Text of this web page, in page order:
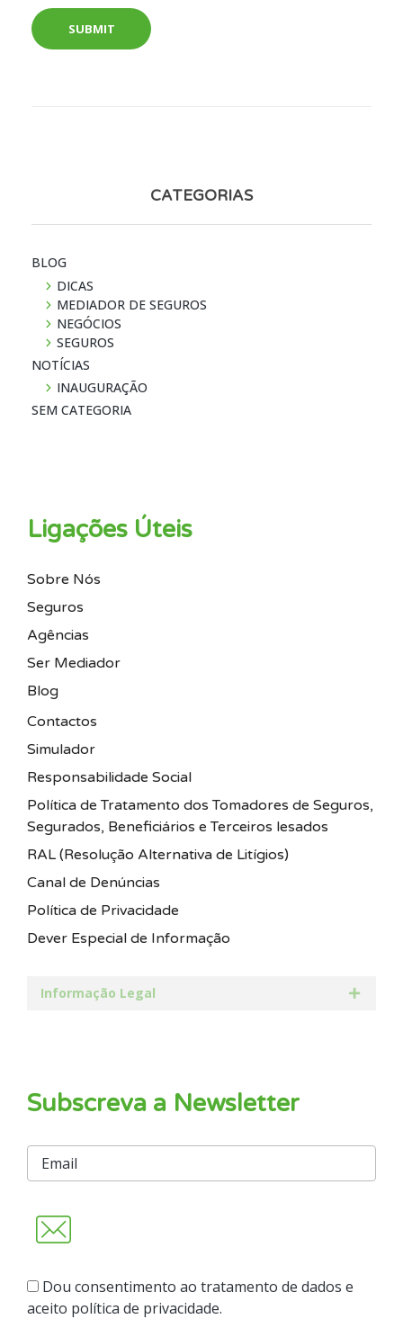
CATEGORIAS
BLOG
DICAS
MEDIADOR DE SEGUROS
NEGÓCIOS
SEGUROS
NOTÍ­CIAS
INAUGURAÇÃO
SEM CATEGORIA
Ligações Úteis
Sobre Nós
Seguros
Agências
Ser Mediador
Blog
Contactos
Simulador
Responsabilidade Social
Política de Tratamento dos Tomadores de Seguros,
Segurados, Beneficiários e Terceiros lesados
RAL (Resolução Alternativa de Litígios)
Canal de Denúncias
Política de Privacidade
Dever Especial de Informação
Informação Legal
Subscreva a Newsletter
Dou consentimento ao tratamento de dados e
aceito política de privacidade.